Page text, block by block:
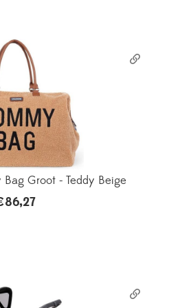
Groot - Teddy Beige
86,27